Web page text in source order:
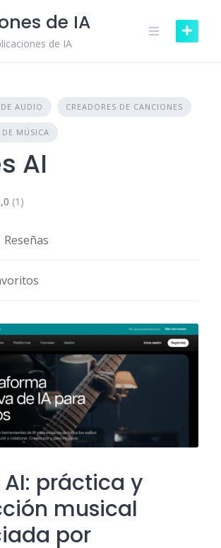
de IA
de IA
AUDIO CREADORES DE CANCIONES
DE MÚSICA
AI
(1)
Reseñas
AI: práctica y
musical
por